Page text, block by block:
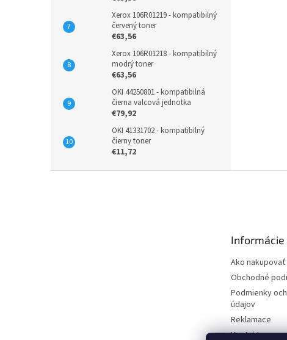
Xerox 106R01219 - kompatibilný
červený toner
€63,56
Xerox 106R01218 - kompatibilný
modrý toner
€63,56
OKI 44250801 - kompatibilná
čierna valcová jednotka
€79,92
OKI 41331702 - kompatibilný
čierny toner
€11,72
Informácie
Ako nakupovať
Obchodné
Podmienky
údajov
Reklamace
Kontakty